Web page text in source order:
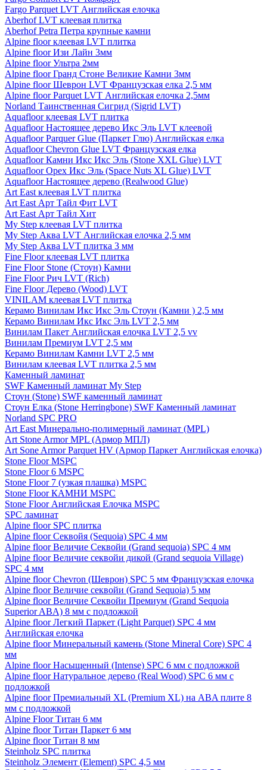
Fargo Parquet LVT Английская елочка
Aberhof LVT клеевая плитка
Aberhof Petra Петра крупные камни
Alpine floor клеевая LVT плитка
Alpine floor Изи Лайн 3мм
Alpine floor Ультра 2мм
Alpine floor Гранд Стоне Великие Камни 3мм
Alpine floor Шеврон LVT Французская елка 2,5 мм
Alpine floor Parquet LVT Английская елочка 2,5мм
Norland Таинственная Сигрид (Sigrid LVT)
Aquafloor клеевая LVT плитка
Aquafloor Настоящее дерево Икс Эль LVT клеевой
Aquafloor Parquer Glue (Паркет Глю) Английская елка
Aquafloor Chevron Glue LVT Французская елка
Aquafloor Камни Икс Икс Эль (Stone XXL Glue) LVT
Aquafloor Орех Икс Эль (Space Nuts XL Glue) LVT
Aquafloor Настоящее дерево (Realwood Glue)
Art East клеевая LVT плитка
Art East Арт Тайл Фит LVT
Art East Арт Тайл Хит
My Step клеевая LVT плитка
My Step Аква LVT Английская елочка 2,5 мм
My Step Аква LVT плитка 3 мм
Fine Floor клеевая LVT плитка
Fine Floor Stone (Стоун) Камни
Fine Floor Рич LVT (Rich)
Fine Floor Дерево (Wood) LVT
VINILAM клеевая LVT плитка
Керамо Винилам Икс Икс Эль Стоун (Камни ) 2,5 мм
Керамо Винилам Икс Икс Эль LVT 2,5 мм
Винилам Пакет Английская елочка LVT 2,5 vv
Винилам Премиум LVT 2,5 мм
Керамо Винилам Камни LVT 2,5 мм
Винилам клеевая LVT плитка 2,5 мм
Каменный ламинат
SWF Каменный ламинат My Step
Стоун (Stone) SWF каменный ламинат
Стоун Елка (Stone Herringbone) SWF Каменный ламинат
Norland SPC PRO
Art East Минерально-полимерный ламинат (MPL)
Art Stone Armor MPL (Армор МПЛ)
Art Sone Armor Parquet HV (Армор Паркет Английская елочка)
Stone Floor MSPC
Stone Floor 6 MSPC
Stone Floor 7 (узкая плашка) MSPC
Stone Floor КАМНИ MSPC
Stone Floor Английская Елочка MSPC
SPC ламинат
Alpine floor SPC плитка
Alpine floor Секвойя (Sequoia) SPC 4 мм
Alpine floor Величие Секвойи (Grand sequoia) SPC 4 мм
Alpine floor Величие секвойи дикой (Grand sequoia Village)
SPC 4 мм
Alpine floor Chevron (Шеврон) SPC 5 мм Французская елочка
Alpine floor Величие секвойи (Grand Sequoia) 5 мм
Alpine floor Величие Секвойи Премиум (Grand Sequoia
Superior ABA) 8 мм с подложкой
Alpine floor Легкий Паркет (Light Parquet) SPC 4 мм
Английская елочка
Alpine floor Минеральный камень (Stone Mineral Core) SPC 4
мм
Alpine floor Насыщенный (Intense) SPC 6 мм с подложкой
Alpine floor Натуральное дерево (Real Wood) SPC 6 мм с
подложкой
Alpine floor Премиальный XL (Premium XL) на ABA плите 8
мм с подложкой
Alpine Floor Титан 6 мм
Alpine floor Титан Паркет 6 мм
Alpine floor Титан 8 мм
Steinholz SPC плитка
Steinholz Элемент (Element) SPC 4,5 мм